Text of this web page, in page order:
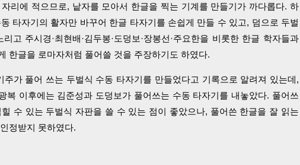
리에 적으므로, 낱자를 모아서 한글을 찍는 기계를 만들기가 까다롭다. 하
타자기의 활자만 바꾸어 한글 타자기를 손쉽게 만들 수 있고, 덤으로 두벌
고 주시경·최현배·김두봉·도덩보·장봉선·주요한을 비롯한 한글 학자들과
한글을 로마자처럼 풀어쓸 것을 주장하기도 하였다.
가 풀어 쓰는 두벌식 수동 타자기를 만들었다고 기록으로 알려져 있는데,
복 이후에는 김준성과 도덩보가 풀어쓰는 수동 타자기를 내놓았다. 풀어쓰
수 있는 두벌식 자판을 쓸 수 있는 점이 좋았으나, 풀어쓴 한글을 잘 읽는
정받지 못하였다.